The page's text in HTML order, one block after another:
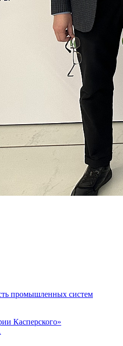
промышленных систем
Касперского»